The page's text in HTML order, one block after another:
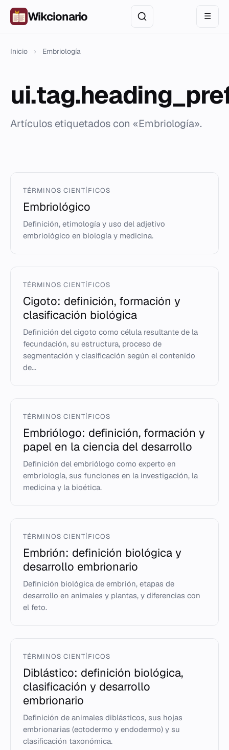
Wikcionario ☰
Inicio › Embriología
Artículos etiquetados con «Embriología».
TÉRMINOS CIENTÍFICOS
Embriológico
Definición, etimología y uso del adjetivo
embriológico en biología y medicina.
TÉRMINOS CIENTÍFICOS
Cigoto: definición, formación y
clasificación biológica
Definición del cigoto como célula resultante de la
fecundación, su estructura, proceso de
segmentación y clasificación según el contenido
de...
TÉRMINOS CIENTÍFICOS
Embriólogo: definición, formación y
papel en la ciencia del desarrollo
Definición del embriólogo como experto en
embriología, sus funciones en la investigación, la
medicina y la bioética.
TÉRMINOS CIENTÍFICOS
Embrión: definición biológica y
desarrollo embrionario
Definición biológica de embrión, etapas de
desarrollo en animales y plantas, y diferencias con
el feto.
TÉRMINOS CIENTÍFICOS
Diblástico: definición biológica,
clasificación y desarrollo
embrionario
Definición de animales diblásticos, sus hojas
embrionarias (ectodermo y endodermo) y su
clasificación taxonómica.